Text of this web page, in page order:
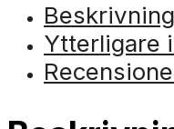
Beskrivning
Ytterligare